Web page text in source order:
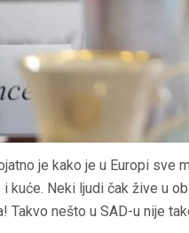
je kako je u Europi sve
i kuće. Neki ljudi čak žive u
Takvo nešto u SAD-u nije